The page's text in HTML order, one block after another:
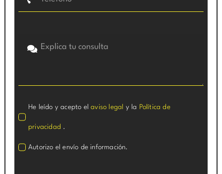
He leído y acepto elaviso legal y la Política de
privacidad .
Autorizo el envío de información.